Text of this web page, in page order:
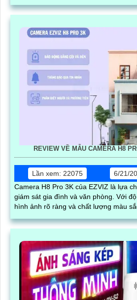
REVIEW VỀ MẪU CAMERA H8
Lần xem: 22075
6/21/
Camera H8 Pro 3K của EZVIZ là lựa
giám sát gia đình và văn phòng. Với độ phân giải 3K sắc nét,
hình ảnh rõ ràng và chất lượng màu